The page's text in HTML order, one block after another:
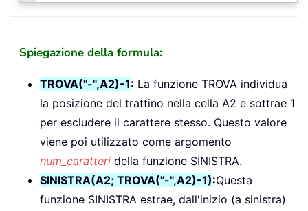
Spiegazione della formula:
TROVA("-",A2)-1: La funzione TROVA individua
la posizione del trattino nella cella A2 e sottrae 1
per escludere il carattere stesso. Questo valore
viene poi utilizzato come argomento
num_caratteri della funzione SINISTRA.
SINISTRA(A2; TROVA("-",A2)-1):Questa
funzione SINISTRA estrae, dall'inizio (a sinistra)